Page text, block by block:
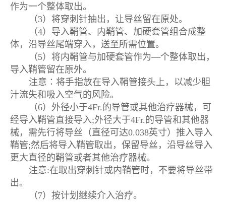
作为一个整体取出。
（3）将穿刺针抽出，让导丝留在原处。
（4）导入鞘管、内鞘管、加硬套管组合成整
体，沿导丝尾端穿入，送至所需位置。
（5）将内鞘管与加硬套管作为—个整体取出，
导入鞘管留在原外。
注意∶将手指放在导入鞘管接头上，以减少胆
汁流失和吸入空气的风险。
（6）外径小于4Fr.的导管或其他治疗器械，可
经导入鞘管直接导入;外径大于4Fr.的导管和其他器
械，需先行将导丝（直径可达0.038英寸）推入导入
鞘管;然后将导入鞘管取出，保留导丝，沿导丝导入
更大直径的鞘管或者其他治疗器械。
注意:在取出穿刺针或内鞘管时，不要将导丝带
出。
（7）按计划继续介入治疗。